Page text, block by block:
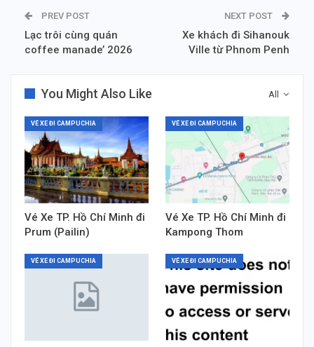
PREV POST
Lạc trôi cùng quán
coffee manade’ 2026
NEXT POST
Xe khách đi Sihanouk
Ville từ Phnom Penh
All
You Might Also Like
VÉ XE ĐI CAMPUCHIA
Vé Xe TP. Hồ Chí Minh đi
Prum (Pailin)
VÉ XE ĐI CAMPUCHIA
Vé Xe TP. Hồ Chí Minh đi
Kampong Thom
VÉ XE ĐI CAMPUCHIA VÉ XE ĐI CAMPUCHIA